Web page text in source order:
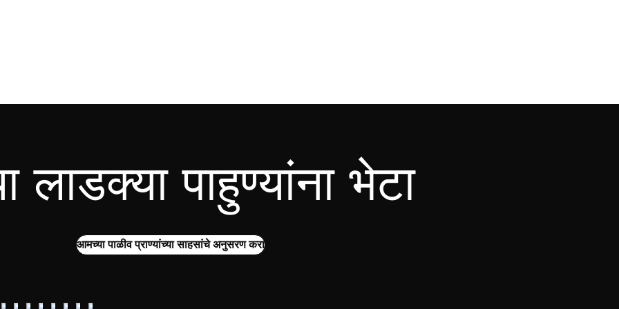
लाडक्या पाहुण्यांना भेटा
आमच्या पाळीव प्राण्यांच्या साहसांचे अनुसरण करा